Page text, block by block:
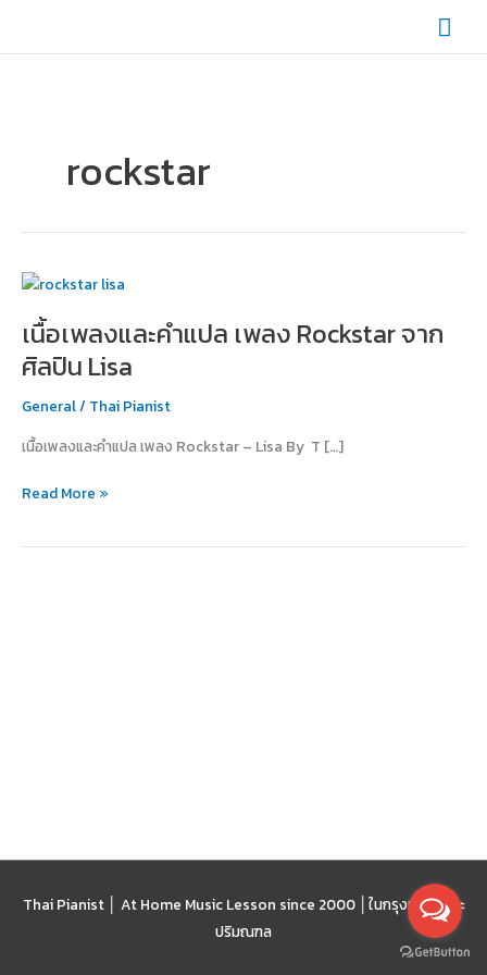
content
rockstar
เนื้อเพลงและคำแปล เพลง Rockstar จาก
ศิลปิน Lisa
General/ Thai Pianist
เนื้อเพลงและคำแปล เพลง Rockstar – Lisa By T […]
เนื้อ
และ
คำ
แปล
เพลง
จาก
Lisa
Read More »
Thai Pianist │ At Home Music Lesson since 2000 │ ในกรุงเทพฯ และ
ปริมณฑล